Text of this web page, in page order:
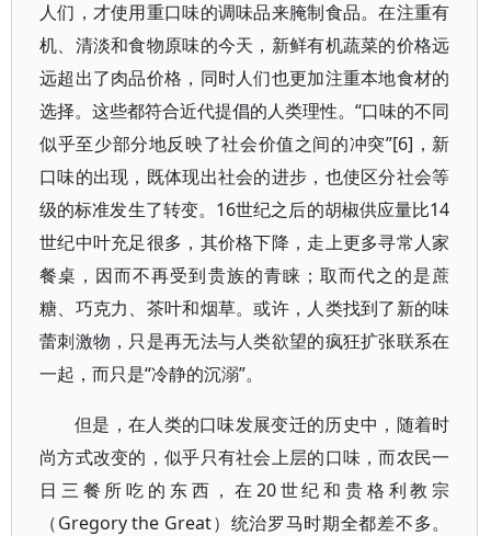
人们，才使用重口味的调味品来腌制食品。在注重有
机、清淡和食物原味的今天，新鲜有机蔬菜的价格远
远超出了肉品价格，同时人们也更加注重本地食材的
选择。这些都符合近代提倡的人类理性。“口味的不同
似乎至少部分地反映了社会价值之间的冲突”[6]，新
口味的出现，既体现出社会的进步，也使区分社会等
级的标准发生了转变。16世纪之后的胡椒供应量比14
世纪中叶充足很多，其价格下降，走上更多寻常人家
餐桌，因而不再受到贵族的青睐；取而代之的是蔗
糖、巧克力、茶叶和烟草。或许，人类找到了新的味
蕾刺激物，只是再无法与人类欲望的疯狂扩张联系在
一起，而只是“冷静的沉溺”。
但是，在人类的口味发展变迁的历史中，随着时
尚方式改变的，似乎只有社会上层的口味，而农民一
日三餐所吃的东西，在20世纪和贵格利教宗
（Gregory the Great）统治罗马时期全都差不多。